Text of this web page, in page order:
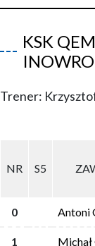
KSK
Trener:
NR S5
0 Antoni
1
NR S5
0 Antoni
1